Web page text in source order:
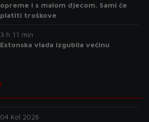
opreme i s malom djecom. Sami će
platiti troškove
3 h 11 min
Estonska vlada izgubila većinu
04 Kol 2026